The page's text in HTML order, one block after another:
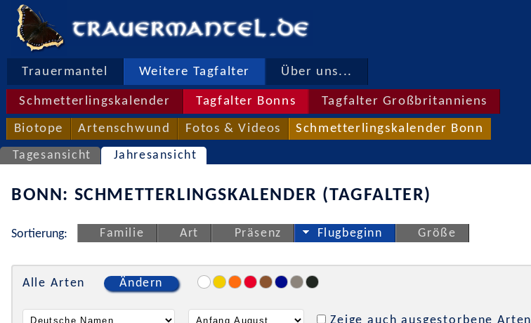
Trauermantel Weitere Tagfalter Über uns...
Schmetterlingskalender Tagfalter Bonns Tagfalter Großbritanniens
Biotope Artenschwund Fotos & Videos Schmetterlingskalender Bonn
Tagesansicht Jahresansicht
BONN: SCHMETTERLINGSKALENDER (TAGFALTER)
Sortierung: Familie Art Präsenz Flugbeginn Größe
Alle Arten Ändern